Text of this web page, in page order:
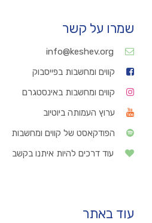
שמרו על קשר
info@keshev.org
קווים ומחשבות בפייסבוק
קווים ומחשבות באינסטגרם
ערוץ העמותה ביוטיוב
הפודקאסט של קווים ומחשבות
עוד דרכים להיות איתנו בקשב
עוד באתר